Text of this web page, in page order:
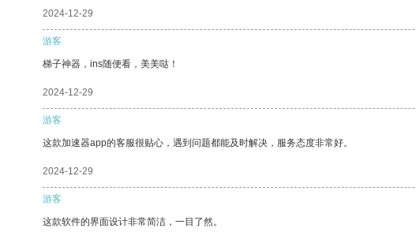
2024-12-29
游客
梯子神器，ins随便看，美美哒！
2024-12-29
游客
这款加速器app的客服很贴心，遇到问题都能及时解决，服务态度非常好。
2024-12-29
游客
这款软件的界面设计非常简洁，一目了然。